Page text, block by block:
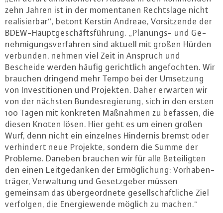
zehn Jahren ist in der mo­men­ta­nen Rechts­la­ge nicht
rea­li­sier­bar“, betont Kerstin Andreae, Vor­sit­zen­de der
BDEW-Haupt­ge­schäfts­füh­rung. „Planungs- und Ge­
neh­mi­gungs­ver­fah­ren sind aktuell mit großen Hürden
verbunden, nehmen viel Zeit in Anspruch und
Bescheide werden häufig ge­richt­lich an­ge­foch­ten. Wir
brauchen dringend mehr Tempo bei der Umsetzung
von In­ves­ti­tio­nen und Projekten. Daher erwarten wir
von der nächsten Bun­des­re­gie­rung, sich in den ersten
100 Tagen mit konkreten Maßnahmen zu befassen, die
diesen Knoten lösen. Hier geht es um einen großen
Wurf, denn nicht ein einzelnes Hindernis bremst oder
ver­hin­dert neue Projekte, sondern die Summe der
Probleme. Daneben brauchen wir für alle Be­tei­lig­ten
den einen Leit­ge­dan­ken der Er­mög­li­chung: Vor­ha­ben­
trä­ger, Ver­wal­tung und Ge­setz­ge­ber müssen
gemeinsam das über­ge­ord­ne­te ge­sell­schaft­li­che Ziel
verfolgen, die En­er­gie­wen­de möglich zu machen.“